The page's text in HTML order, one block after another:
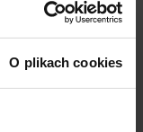
O plikach cookies